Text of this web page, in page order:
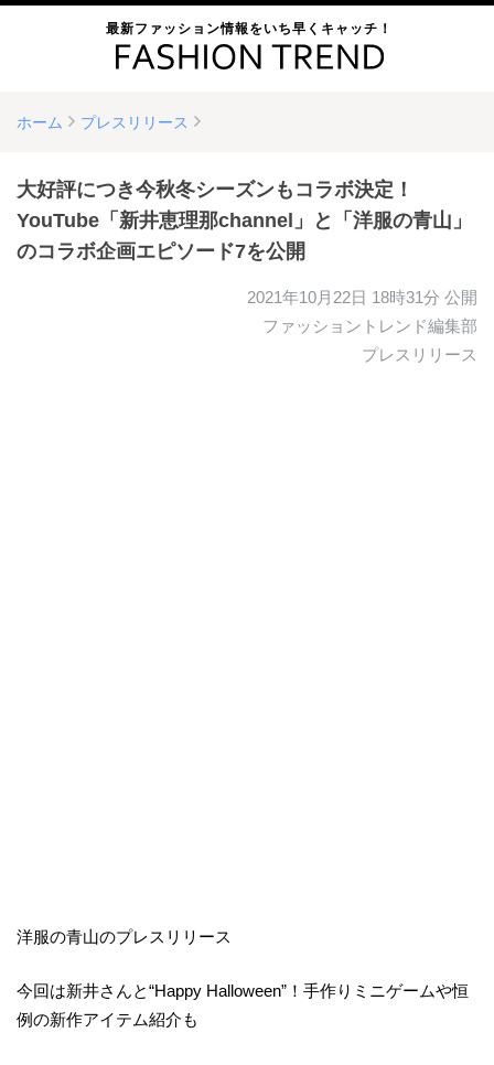
最新ファッション情報をいち早くキャッチ！
ホーム プレスリリース
大好評につき今秋冬シーズンもコラボ決定！
YouTube「新井恵理那channel」と「洋服の青山」
のコラボ企画エピソード7を公開
2021年10月22日 18時31分 公開
ファッショントレンド編集部
プレスリリース
洋服の青山のプレスリリース
今回は新井さんと“Happy Halloween”！手作りミニゲームや恒
例の新作アイテム紹介も